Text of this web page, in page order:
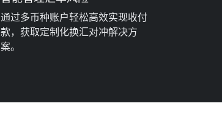
通过多币种账户轻松高效实现收付
款，获取定制化换汇对冲解决方
案。